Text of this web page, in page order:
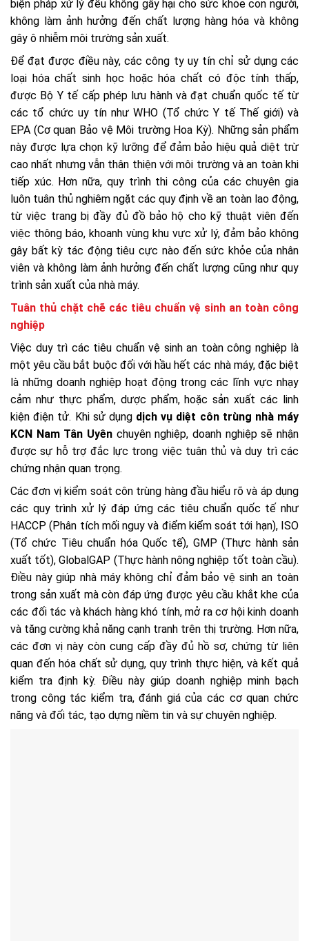
biện pháp xử lý đều không gây hại cho sức khỏe con người,
không làm ảnh hưởng đến chất lượng hàng hóa và không
gây ô nhiễm môi trường sản xuất.
Để đạt được điều này, các công ty uy tín chỉ sử dụng các
loại hóa chất sinh học hoặc hóa chất có độc tính thấp,
được Bộ Y tế cấp phép lưu hành và đạt chuẩn quốc tế từ
các tổ chức uy tín như WHO (Tổ chức Y tế Thế giới) và
EPA (Cơ quan Bảo vệ Môi trường Hoa Kỳ). Những sản phẩm
này được lựa chọn kỹ lưỡng để đảm bảo hiệu quả diệt trừ
cao nhất nhưng vẫn thân thiện với môi trường và an toàn khi
tiếp xúc. Hơn nữa, quy trình thi công của các chuyên gia
luôn tuân thủ nghiêm ngặt các quy định về an toàn lao động,
từ việc trang bị đầy đủ đồ bảo hộ cho kỹ thuật viên đến
việc thông báo, khoanh vùng khu vực xử lý, đảm bảo không
gây bất kỳ tác động tiêu cực nào đến sức khỏe của nhân
viên và không làm ảnh hưởng đến chất lượng cũng như quy
trình sản xuất của nhà máy.
Tuân thủ chặt chẽ các tiêu chuẩn vệ sinh an toàn công
nghiệp
Việc duy trì các tiêu chuẩn vệ sinh an toàn công nghiệp là
một yêu cầu bắt buộc đối với hầu hết các nhà máy, đặc biệt
là những doanh nghiệp hoạt động trong các lĩnh vực nhạy
cảm như thực phẩm, dược phẩm, hoặc sản xuất các linh
kiện điện tử. Khi sử dụng dịch vụ diệt côn trùng nhà máy
KCN Nam Tân Uyên chuyên nghiệp, doanh nghiệp sẽ nhận
được sự hỗ trợ đắc lực trong việc tuân thủ và duy trì các
chứng nhận quan trọng.
Các đơn vị kiểm soát côn trùng hàng đầu hiểu rõ và áp dụng
các quy trình xử lý đáp ứng các tiêu chuẩn quốc tế như
HACCP (Phân tích mối nguy và điểm kiểm soát tới hạn), ISO
(Tổ chức Tiêu chuẩn hóa Quốc tế), GMP (Thực hành sản
xuất tốt), GlobalGAP (Thực hành nông nghiệp tốt toàn cầu).
Điều này giúp nhà máy không chỉ đảm bảo vệ sinh an toàn
trong sản xuất mà còn đáp ứng được yêu cầu khắt khe của
các đối tác và khách hàng khó tính, mở ra cơ hội kinh doanh
và tăng cường khả năng cạnh tranh trên thị trường. Hơn nữa,
các đơn vị này còn cung cấp đầy đủ hồ sơ, chứng từ liên
quan đến hóa chất sử dụng, quy trình thực hiện, và kết quả
kiểm tra định kỳ. Điều này giúp doanh nghiệp minh bạch
trong công tác kiểm tra, đánh giá của các cơ quan chức
năng và đối tác, tạo dựng niềm tin và sự chuyên nghiệp.